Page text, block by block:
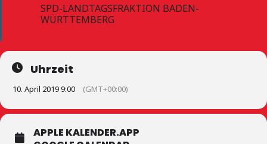
SPD-LANDTAGSFRAKTION BADEN-
WÜRTTEMBERG
Uhrzeit
10. April 2019 9:00 (GMT+00:00)
APPLE KALENDER.APP